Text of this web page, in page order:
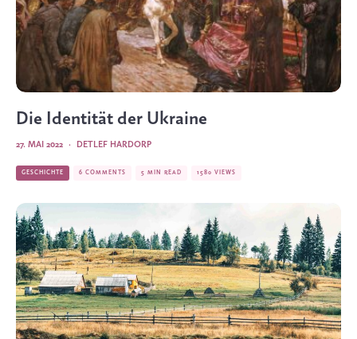
Die Identität der Ukraine
DETLEF HARDORP
·
27. MAI 2022
GESCHICHTE 6 COMMENTS 5 MIN READ 1580 VIEWS